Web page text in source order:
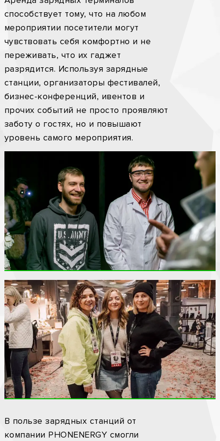
способствует тому, что на любом
мероприятии посетители могут
чувствовать себя комфортно и не
переживать, что их гаджет
разрядится. Используя зарядные
станции, организаторы фестивалей,
бизнес-конференций, ивентов и
прочих событий не просто проявляют
заботу о гостях, но и повышают
уровень самого мероприятия.
В пользе зарядных станций от
компании PHONENERGY смогли